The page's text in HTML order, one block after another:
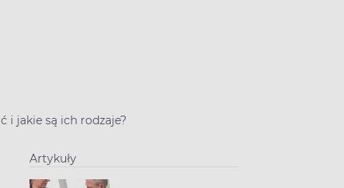
i jakie są ich rodzaje?
Artykuły